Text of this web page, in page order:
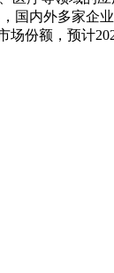
国内外多家企
份额，预计